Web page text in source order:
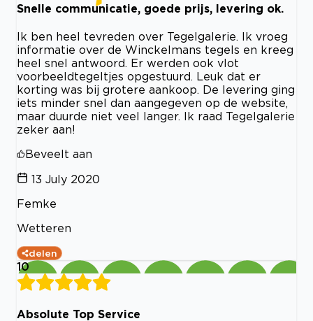
Snelle communicatie, goede prijs, levering ok.
Ik ben heel tevreden over Tegelgalerie. Ik vroeg
informatie over de Winckelmans tegels en kreeg
heel snel antwoord. Er werden ook vlot
voorbeeldtegeltjes opgestuurd. Leuk dat er
korting was bij grotere aankoop. De levering ging
iets minder snel dan aangegeven op de website,
maar duurde niet veel langer. Ik raad Tegelgalerie
zeker aan!
Beveelt aan
13 July 2020
Femke
Wetteren
delen
10
Absolute Top Service